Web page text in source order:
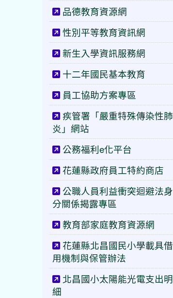
品德教育資源網
性別平等教育資訊網
新生入學資訊服務網
十二年國民基本教育
員工協助方案專區
疾管署「嚴重特殊傳染性肺
炎」網站
公務福利e化平台
花蓮縣政府員工特約商店
公職人員利益衝突迴避法身
分關係揭露專區
教育部家庭教育資源網
花蓮縣北昌國民小學載具借
用機制與保管辦法
北昌國小太陽能光電支出明
細